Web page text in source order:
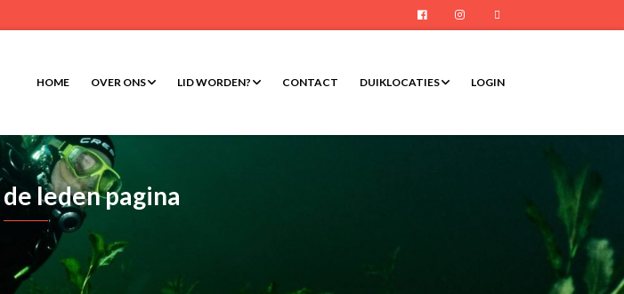
Facebook Instagram
HOME OVER ONS LID WORDEN? CONTACT DUIKLOCATIES LOGIN
leden pagina